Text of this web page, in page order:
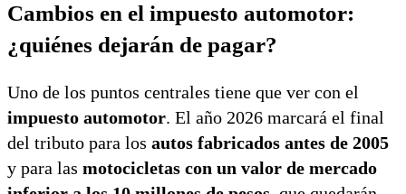
Cambios en el impuesto automotor:
¿quiénes dejarán de pagar?
Uno de los puntos centrales tiene que ver con el
impuesto automotor. El año 2026 marcará el final
del tributo para los autos fabricados antes de 2005
y para las motocicletas con un valor de mercado